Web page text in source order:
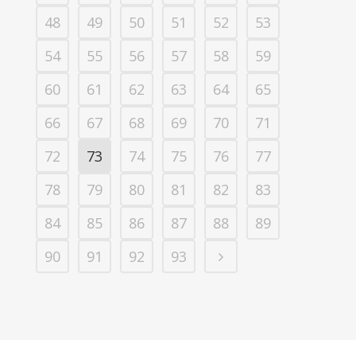
48
49 50 51 52
53
54
55 56 57 58
59
60
61 62 63 64
65
66
67 68 69 70
71
72
73 74 75 76
77
78
79 80 81 82
83
84
85 86 87 88
89
90
91 92 93